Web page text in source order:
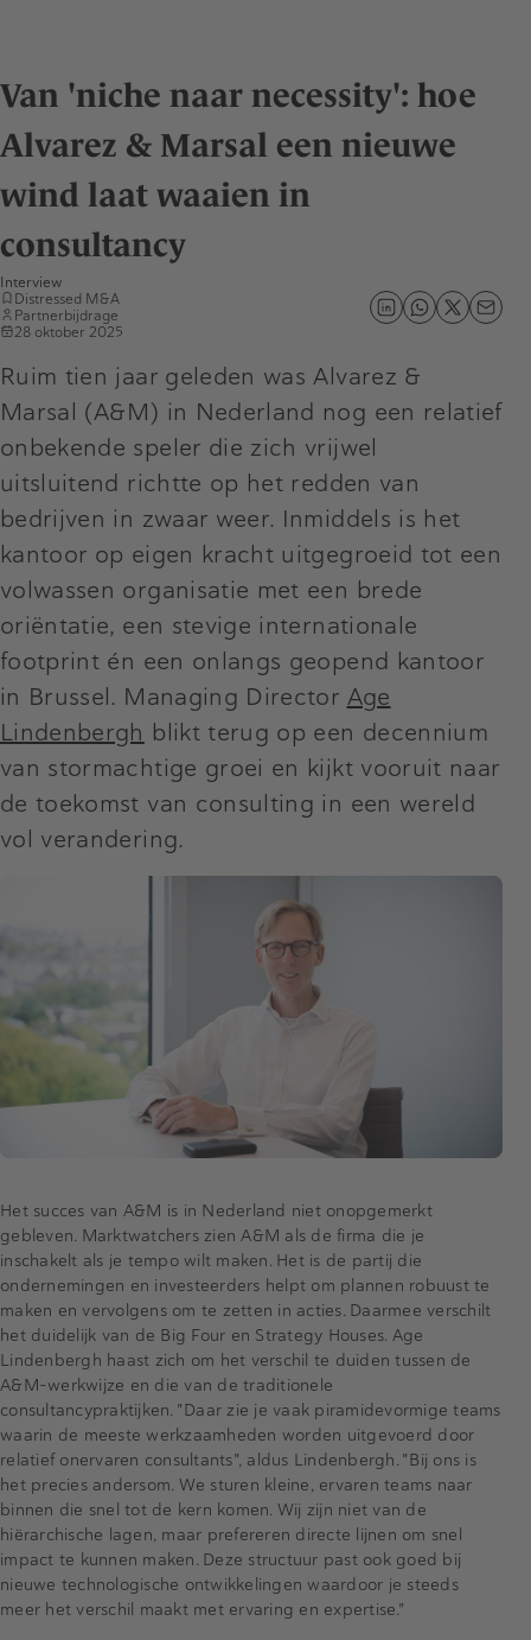
Van 'niche naar necessity': hoe
Alvarez & Marsal een nieuwe
wind laat waaien in
consultancy
Interview
Distressed M&A
Partnerbijdrage
28 oktober 2025
Ruim tien jaar geleden was Alvarez &
Marsal (A&M) in Nederland nog een relatief
onbekende speler die zich vrijwel
uitsluitend richtte op het redden van
bedrijven in zwaar weer. Inmiddels is het
kantoor op eigen kracht uitgegroeid tot een
volwassen organisatie met een brede
oriëntatie, een stevige internationale
footprint én een onlangs geopend kantoor
in Brussel. Managing Director Age
Lindenbergh blikt terug op een decennium
van stormachtige groei en kijkt vooruit naar
de toekomst van consulting in een wereld
vol verandering.
Het succes van A&M is in Nederland niet onopgemerkt
gebleven. Marktwatchers zien A&M als de firma die je
inschakelt als je tempo wilt maken. Het is de partij die
ondernemingen en investeerders helpt om plannen robuust te
maken en vervolgens om te zetten in acties. Daarmee verschilt
het duidelijk van de Big Four en Strategy Houses. Age
Lindenbergh haast zich om het verschil te duiden tussen de
A&M-werkwijze en die van de traditionele
consultancypraktijken. "Daar zie je vaak piramidevormige teams
waarin de meeste werkzaamheden worden uitgevoerd door
relatief onervaren consultants", aldus Lindenbergh. "Bij ons is
het precies andersom. We sturen kleine, ervaren teams naar
binnen die snel tot de kern komen. Wij zijn niet van de
hiërarchische lagen, maar prefereren directe lijnen om snel
impact te kunnen maken. Deze structuur past ook goed bij
nieuwe technologische ontwikkelingen waardoor je steeds
meer het verschil maakt met ervaring en expertise."